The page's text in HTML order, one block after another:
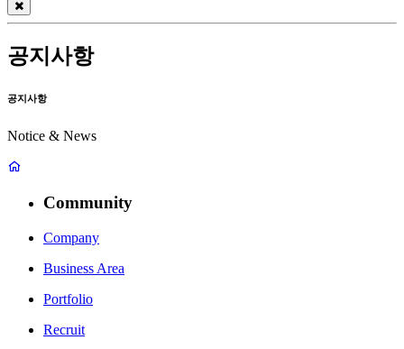
공지사항
공지사항
Notice & News
Community
Company
Business Area
Portfolio
Recruit